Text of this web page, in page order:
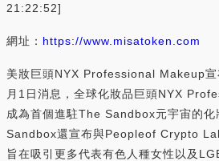
21:22:52]
網址： https://www.misatoken.com
美妝巨頭NYX Professional Makeup
月1日消息，全球化妝品巨頭NYX
成為首個進駐The Sandbox元宇宙的
Sandbox還宣布與Peopleof Crypto
旨在吸引更多代表有色人種女性以及